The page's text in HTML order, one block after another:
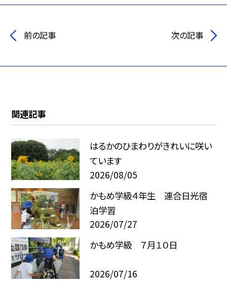
前の記事 次の記事
関連記事
はるかのひまわりがきれいに咲い
ています
2026/08/05
かもめ学級４年生 連合日光宿
泊学習
2026/07/27
かもめ学級 ７月１０日
2026/07/16